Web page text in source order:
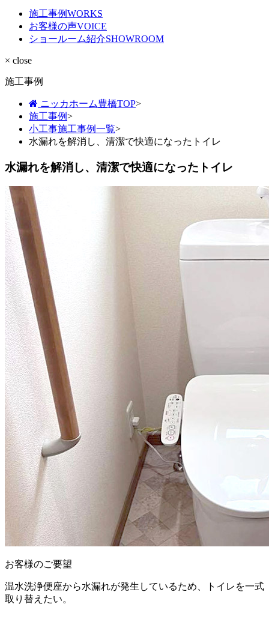
施工事例WORKS
お客様の声VOICE
ショールーム紹介SHOWROOM
× close
施工事例
ニッカホーム豊橋TOP>
施工事例>
小工事施工事例一覧>
水漏れを解消し、清潔で快適になったトイレ
水漏れを解消し、清潔で快適になったトイレ
お客様のご要望
温水洗浄便座から水漏れが発生しているため、トイレを一式
取り替えたい。